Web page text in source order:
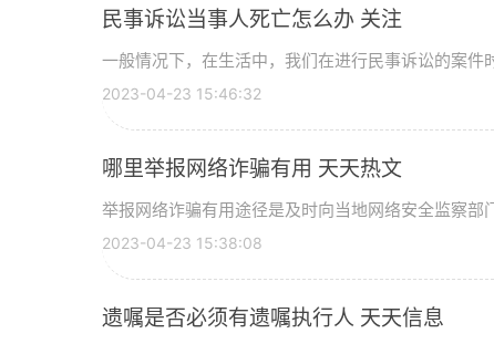
民事诉讼当事人死亡怎么办 关注
一般情况下，在生活中，我们在进行民事诉讼的案件
2023-04-23 15:46:32
哪里举报网络诈骗有用 天天热文
举报网络诈骗有用途径是及时向当地网络安全监察部
2023-04-23 15:38:08
遗嘱是否必须有遗嘱执行人 天天信息